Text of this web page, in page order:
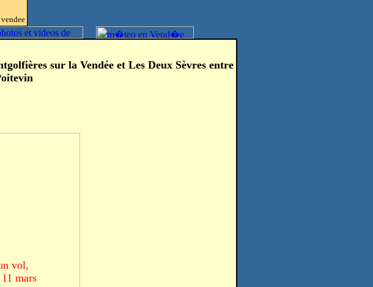
sur la Vendée et Les Deux Sèvres entre
vol,
mars